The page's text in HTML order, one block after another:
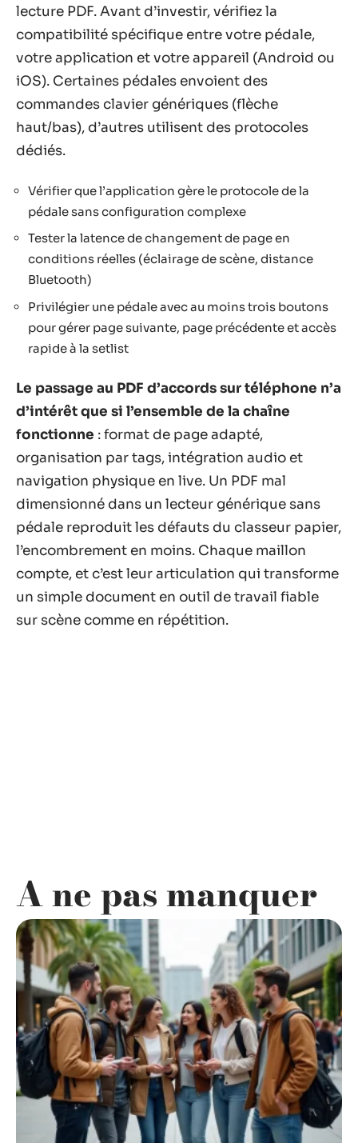
lecture PDF. Avant d’investir, vérifiez la
compatibilité spécifique entre votre pédale,
votre application et votre appareil (Android ou
iOS). Certaines pédales envoient des
commandes clavier génériques (flèche
haut/bas), d’autres utilisent des protocoles
dédiés.
Vérifier que l’application gère le protocole de la
pédale sans configuration complexe
Tester la latence de changement de page en
conditions réelles (éclairage de scène, distance
Bluetooth)
Privilégier une pédale avec au moins trois boutons
pour gérer page suivante, page précédente et accès
rapide à la setlist
Le passage au PDF d’accords sur téléphone n’a
d’intérêt que si l’ensemble de la chaîne
fonctionne : format de page adapté,
organisation par tags, intégration audio et
navigation physique en live. Un PDF mal
dimensionné dans un lecteur générique sans
pédale reproduit les défauts du classeur papier,
l’encombrement en moins. Chaque maillon
compte, et c’est leur articulation qui transforme
un simple document en outil de travail fiable
sur scène comme en répétition.
A ne pas manquer